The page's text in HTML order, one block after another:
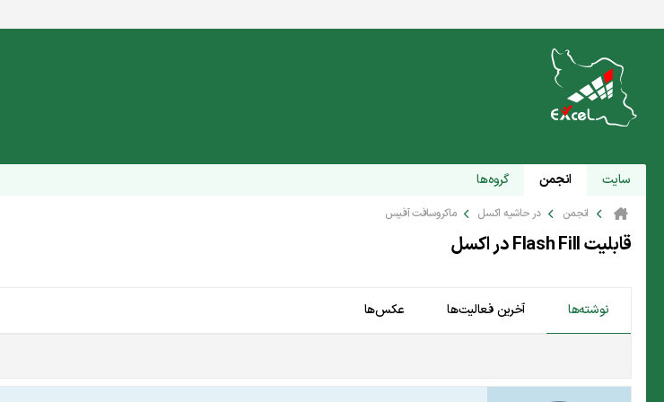
سایت انجمن گروه‌ها
انجمن در حاشیه اکسل ماکروسافت آفیس
قابلیت Flash Fill در اکسل
نوشته‌ها آخرین فعالیت‌ها عکس‌ها